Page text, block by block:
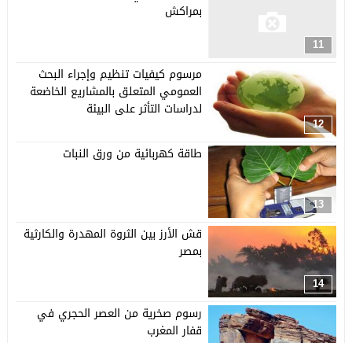
11
بمراكش
12
مرسوم كيفيات تنظيم وإجراء البحث
العمومي المتعلق بالمشاريع الخاضعة
لدراسات التأثر على البيئة
13
طاقة كهربائية من ورق النبات
14
قش الأرز بين الثروة المهدرة والكارثية
بمصر
رسوم صخرية من العصر الحجري في
قفار المغرب